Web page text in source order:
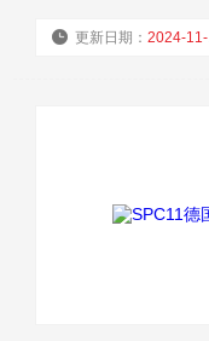
更新日期：2024-11-21